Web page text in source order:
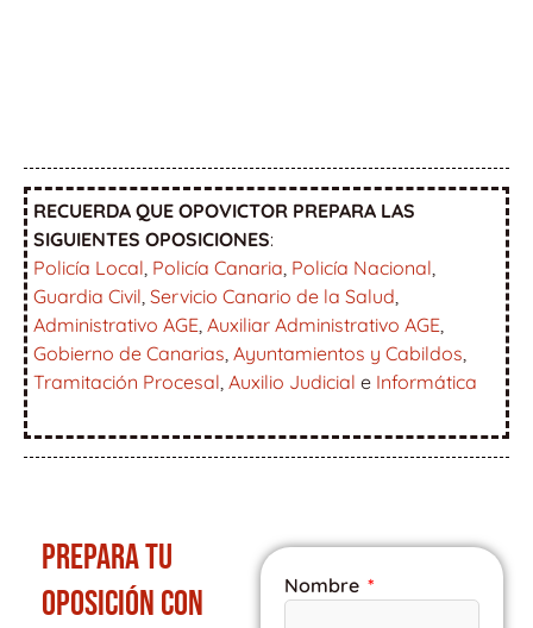
RECUERDA QUE OPOVICTOR PREPARA LAS
SIGUIENTES OPOSICIONES:
Policía Local Policía Canaria Policía Nacional
Guardia Civil Servicio Canario de la Salud
Administrativo AGE Auxiliar Administrativo AGE
Gobierno de Canarias Ayuntamientos y Cabildos
Tramitación Procesal Auxilio Judicial e Informática
PREPARA TU
OPOSICIÓN CON
Nombre